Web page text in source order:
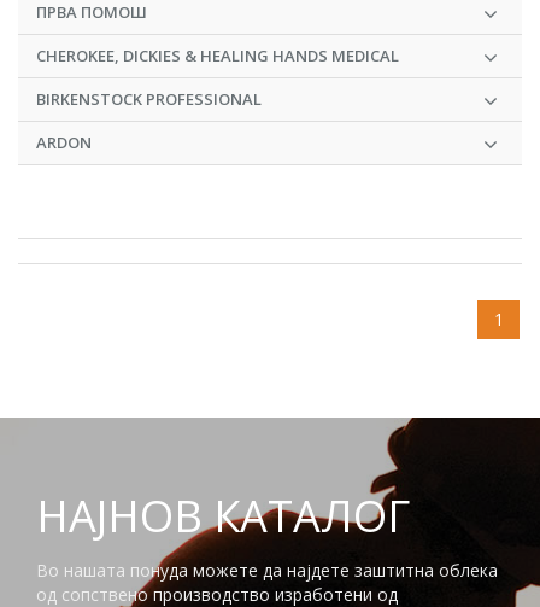
ПРВА ПОМОШ
CHEROKEE, DICKIES & HEALING HANDS MEDICAL
BIRKENSTOCK PROFESSIONAL
ARDON
1
НАЈНОВ КАТАЛОГ
Во нашата понуда можете да најдете заштитна облека
од сопствено производство изработени од